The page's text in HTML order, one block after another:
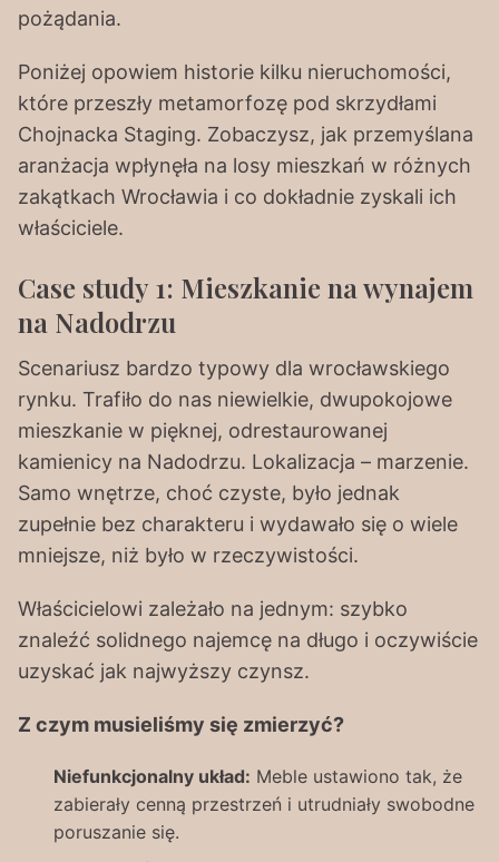
pożądania.
Poniżej opowiem historie kilku nieruchomości,
które przeszły metamorfozę pod skrzydłami
Chojnacka Staging. Zobaczysz, jak przemyślana
aranżacja wpłynęła na losy mieszkań w różnych
zakątkach Wrocławia i co dokładnie zyskali ich
właściciele.
Case study 1: Mieszkanie na wynajem
na Nadodrzu
Scenariusz bardzo typowy dla wrocławskiego
rynku. Trafiło do nas niewielkie, dwupokojowe
mieszkanie w pięknej, odrestaurowanej
kamienicy na Nadodrzu. Lokalizacja – marzenie.
Samo wnętrze, choć czyste, było jednak
zupełnie bez charakteru i wydawało się o wiele
mniejsze, niż było w rzeczywistości.
Właścicielowi zależało na jednym: szybko
znaleźć solidnego najemcę na długo i oczywiście
uzyskać jak najwyższy czynsz.
Z czym musieliśmy się zmierzyć?
Niefunkcjonalny układ: Meble ustawiono tak, że
zabierały cenną przestrzeń i utrudniały swobodne
poruszanie się.